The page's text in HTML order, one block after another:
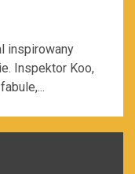
inspirowany
Inspektor Koo,